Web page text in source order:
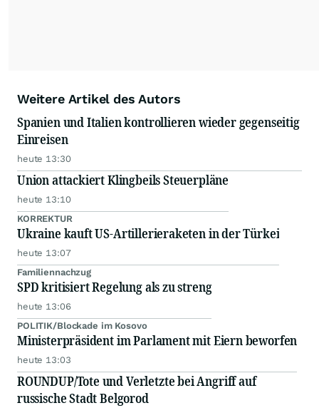
Weitere Artikel des Autors
Spanien und Italien kontrollieren wieder gegenseitig
Einreisen
heute 13:30
Union attackiert Klingbeils Steuerpläne
heute 13:10
KORREKTUR
Ukraine kauft US-Artillerieraketen in der Türkei
heute 13:07
Familiennachzug
SPD kritisiert Regelung als zu streng
heute 13:06
POLITIK/Blockade im Kosovo
Ministerpräsident im Parlament mit Eiern beworfen
heute 13:03
ROUNDUP/Tote und Verletzte bei Angriff auf
russische Stadt Belgorod